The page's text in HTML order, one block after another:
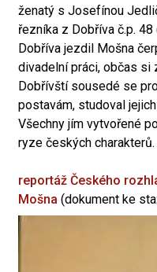
ženatý s Josefínou
řezníka z Dobříva č.p.
Dobříva jezdil Mošna
divadelní práci, občas si
Dobřívští sousedé se
postavám, studoval
Všechny jím vytvořené
ryze českých charakterů.
reportáž Českého
Mošna (dokument ke